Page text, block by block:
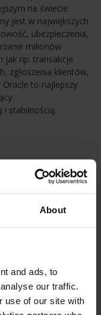
About
and ads, to
our traffic.
use of our site with
na świecie
jest w największych
ubezpieczenia,
milionów
jak np. transakcje
zgłoszenia klientów,
Oracle to najlepszy
i stabilnością.
programistów